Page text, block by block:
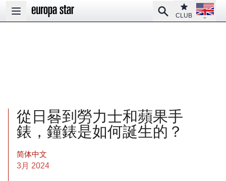
Open main menu
SearchClub
CLUB
Open
從日晷到勞力士和蘋果手
錶，鐘錶是如何誕生的？
简体中文
3月 2024